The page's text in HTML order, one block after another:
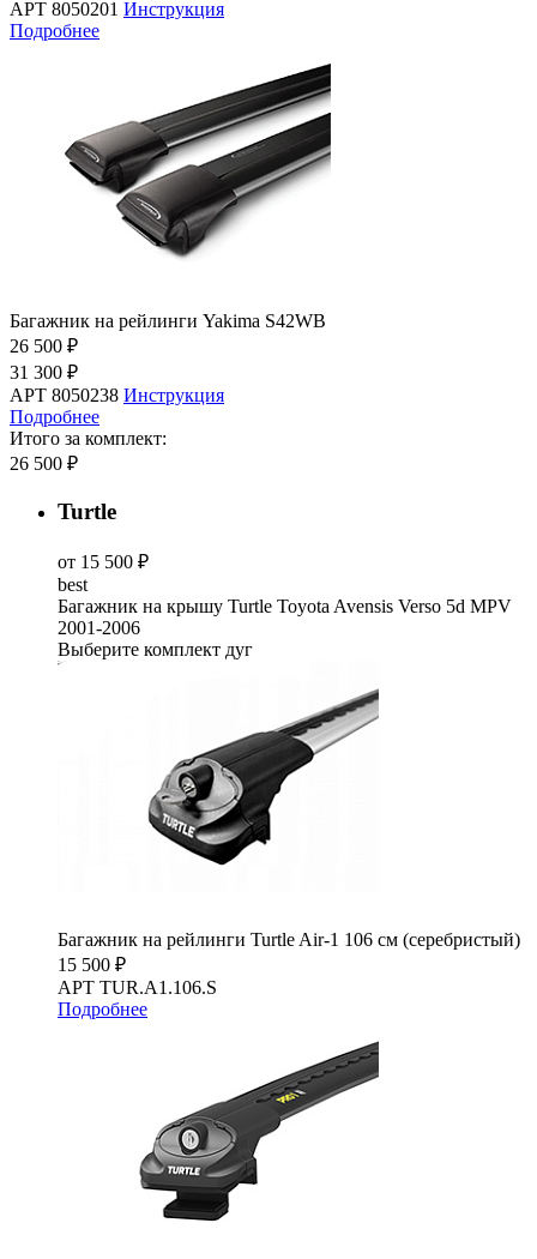
АРТ 8050201 Инструкция
Подробнее
Багажник на рейлинги Yakima S42WB
26 500 ₽
31 300 ₽
АРТ 8050238 Инструкция
Подробнее
Итого за комплект:
26 500 ₽
Turtle
от 15 500 ₽
best
Багажник на крышу Turtle Toyota Avensis Verso 5d MPV
2001-2006
Выберите комплект дуг
Багажник на рейлинги Turtle Air-1 106 см (серебристый)
15 500 ₽
АРТ TUR.A1.106.S
Подробнее